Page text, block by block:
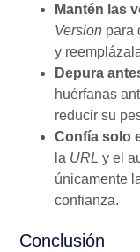
Mantén las
Version para
y
Depura
huérfanas
reducir su
Confía solo
la URL y el
únicamente
confianza.
Conclusión